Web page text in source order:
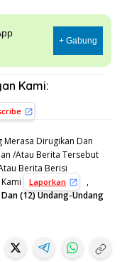
+ Gabung
Kami:
Merasa Dirugikan Dan
/Atau Berita Tersebut
Berita Berisi
Laporkan
,
(12) Undang-Undang